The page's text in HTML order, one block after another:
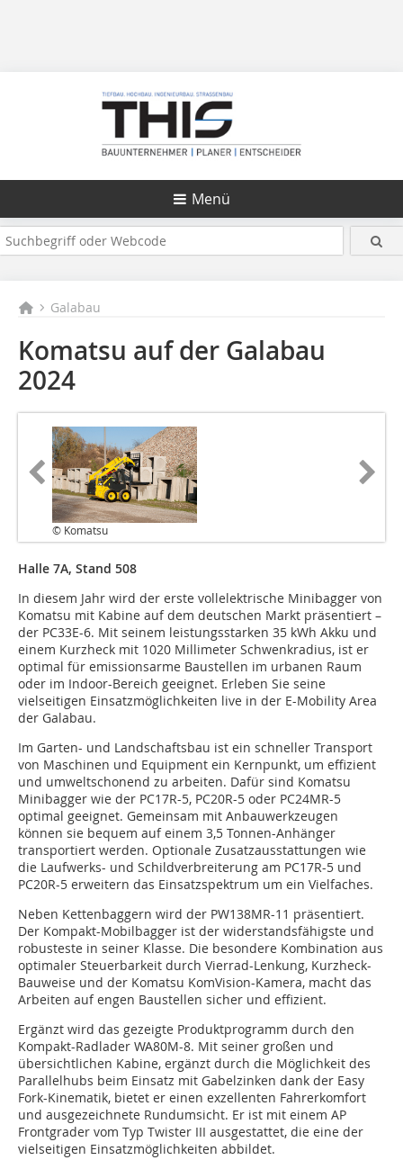
Menü
Galabau
Komatsu auf der Galabau
2024
© Komatsu
Halle 7A, Stand 508
In diesem Jahr wird der erste vollelektrische Minibagger von
Komatsu mit Kabine auf dem deutschen Markt präsentiert –
der PC33E-6. Mit seinem leistungsstarken 35 kWh Akku und
einem Kurzheck mit 1020 Millimeter Schwenkradius, ist er
optimal für emissionsarme Baustellen im urbanen Raum
oder im Indoor-Bereich geeignet. Erleben Sie seine
vielseitigen Einsatzmöglichkeiten live in der E-Mobility Area
der Galabau.
Im Garten- und Landschaftsbau ist ein schneller Transport
von Maschinen und Equipment ein Kernpunkt, um effizient
und umweltschonend zu arbeiten. Dafür sind Komatsu
Minibagger wie der PC17R-5, PC20R-5 oder PC24MR-5
optimal geeignet. Gemeinsam mit Anbauwerkzeugen
können sie bequem auf einem 3,5 Tonnen-Anhänger
transportiert werden. Optionale Zusatzausstattungen wie
die Laufwerks- und Schildverbreiterung am PC17R-5 und
PC20R-5 erweitern das Einsatzspektrum um ein Vielfaches.
Neben Kettenbaggern wird der PW138MR-11 präsentiert.
Der Kompakt-Mobilbagger ist der widerstandsfähigste und
robusteste in seiner Klasse. Die besondere Kombination aus
optimaler Steuerbarkeit durch Vierrad-Lenkung, Kurzheck-
Bauweise und der Komatsu KomVision-Kamera, macht das
Arbeiten auf engen Baustellen sicher und effizient.
Ergänzt wird das gezeigte Produktprogramm durch den
Kompakt-Radlader WA80M-8. Mit seiner großen und
übersichtlichen Kabine, ergänzt durch die Möglichkeit des
Parallelhubs beim Einsatz mit Gabelzinken dank der Easy
Fork-Kinematik, bietet er einen exzellenten Fahrerkomfort
und ausgezeichnete Rundumsicht. Er ist mit einem AP
Frontgrader vom Typ Twister III ausgestattet, die eine der
vielseitigen Einsatzmöglichkeiten abbildet.